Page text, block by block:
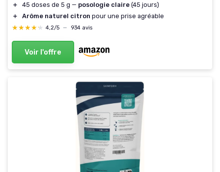
＋
45 doses de 5 g — posologie claire (45 jours)
＋
Arôme naturel citron pour une prise agréable
★★★★★
★★★★★ 4,2/5 — 934 avis
Voir l'offre